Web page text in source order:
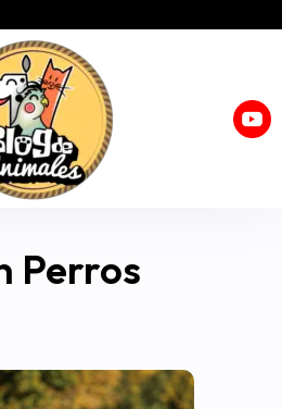
Perros